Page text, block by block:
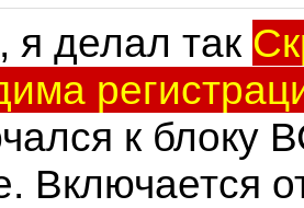
, я делал так
к блоку
Включается